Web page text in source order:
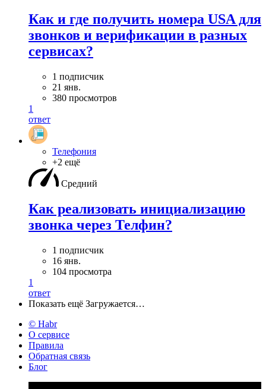
Как и где получить номера USA для
звонков и верификации в разных
сервисах?
1 подписчик
21 янв.
380 просмотров
1
ответ
Телефония
+2 ещё
Средний
Как реализовать инициализацию
звонка через Телфин?
1 подписчик
16 янв.
104 просмотра
1
ответ
Показать ещё Загружается…
© Habr
О сервисе
Правила
Обратная связь
Блог